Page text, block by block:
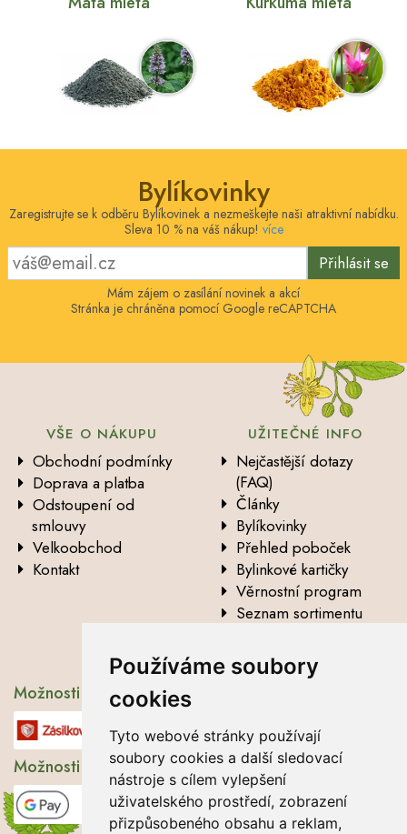
Používáme soubory
cookies
Tyto webové stránky používají
soubory cookies a další sledovací
nástroje s cílem vylepšení
uživatelského prostředí, zobrazení
přizpůsobeného obsahu a reklam,
Bylíkovinky
Zaregistrujte se k odběru Bylíkovinek a nezmeškejte naši atraktivní nabídku.
Sleva 10 % na váš nákup! více
Přihlásit se
Mám zájem o zasílání novinek a akcí
Stránka je chráněna pomocí Google reCAPTCHA
VŠE O NÁKUPU
Obchodní podmínky
Doprava a platba
Odstoupení od
smlouvy
Velkoobchod
Kontakt
UŽITEČNÉ INFO
Nejčastější dotazy
(FAQ)
Články
Bylíkovinky
Přehled poboček
Bylinkové kartičky
Věrnostní program
Seznam sortimentu
údajů
Možnosti dopravy
Možnosti platby